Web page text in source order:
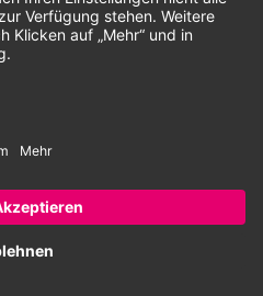
Vorkasse